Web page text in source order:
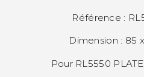
Référence :
Dimension : 85
Pour RL5550